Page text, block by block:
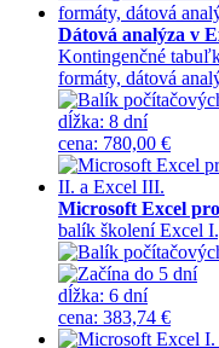
Dátová analýza v
Kontingenčné
formáty, dátová
dĺžka: 8 dní
cena: 780,00 €
Microsoft Excel
balík školení Excel
dĺžka: 6 dní
cena: 383,74 €